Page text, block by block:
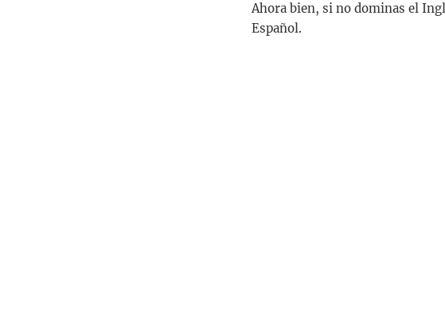
Ahora bien, si no dominas el
Español.